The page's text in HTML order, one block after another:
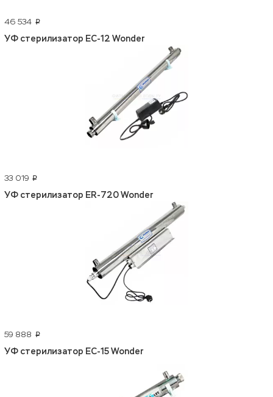
46 534 p
УФ стерилизатор EC-12 Wonder
33 019 p
УФ стерилизатор ER-720 Wonder
59 888 p
УФ стерилизатор EC-15 Wonder